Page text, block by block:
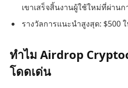
เขาเสร็จสิ้นงานผู้ใช้ใหม่ที่ผ่านก
รางวัลการแนะนำสูงสุด: $500
ทำไม Airdrop
โดดเด่น